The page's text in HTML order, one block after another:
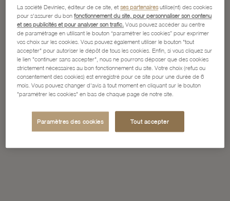
La société Devinlec, éditeur de ce site, etses partenairesutilise(nt) des cookies
pour s'assurer du bonfonctionnement du site, pour personnaliser son contenu
et ses publicités et pour analyser son trafic. Vous pouvez accéder au centre
de paramétrage en utilisant le bouton “paramétrer les cookies” pour exprimer
vos choix sur les cookies. Vous pouvez également utiliser le bouton "tout
accepter" pour autoriser le dépôt de tous les cookies. Enfin, si vous cliquez sur
le lien "continuer sans accepter", nous ne pourrons déposer que des cookies
strictement nécessaires au bon fonctionnement du site. Votre choix (refus ou
consentement des cookies) est enregistré pour ce site pour une durée de 6
mois. Vous pouvez changer d'avis à tout moment en cliquant sur le bouton
"paramétrer les cookies" en bas de chaque page de notre site.
Paramètres des cookies Tout accepter